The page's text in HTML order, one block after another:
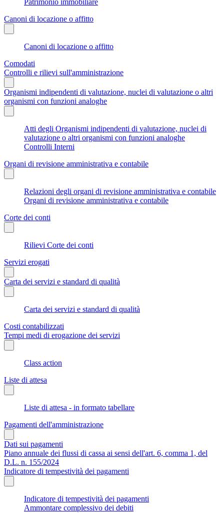
Canoni di locazione o affitto
Canoni di locazione o affitto
Comodati
Controlli e rilievi sull'amministrazione
Organismi indipendenti di valutazione, nuclei di valutazione o altri
organismi con funzioni analoghe
Atti degli Organismi indipendenti di valutazione, nuclei di
valutazione o altri organismi con funzioni analoghe
Controlli Interni
Organi di revisione amministrativa e contabile
Relazioni degli organi di revisione amministrativa e contabile
Organi di revisione amministrativa e contabile
Corte dei conti
Rilievi Corte dei conti
Servizi erogati
Carta dei servizi e standard di qualità
Carta dei servizi e standard di qualità
Costi contabilizzati
Tempi medi di erogazione dei servizi
Class action
Liste di attesa
Liste di attesa - in formato tabellare
Pagamenti dell'amministrazione
Dati sui pagamenti
Piano annuale dei flussi di cassa ai sensi dell'art. 6, comma 1, del
D.L. n. 155/2024
Indicatore di tempestività dei pagamenti
Indicatore di tempestività dei pagamenti
Ammontare complessivo dei debiti